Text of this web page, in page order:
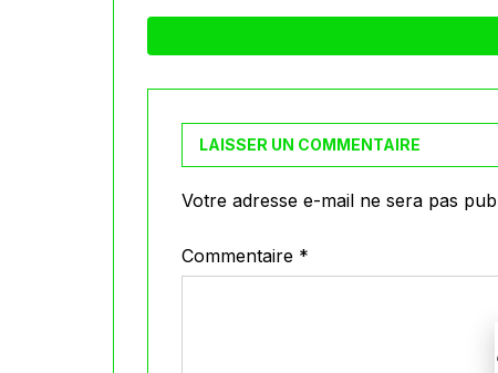
LAISSER UN COMMENTAIRE
Votre adresse e-mail ne sera pas
Commentaire *